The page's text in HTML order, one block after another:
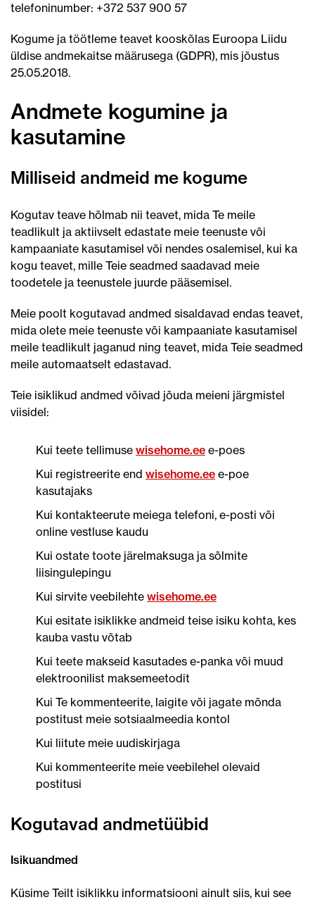
telefoninumber: +372 537 900 57
Kogume ja töötleme teavet kooskõlas Euroopa Liidu
üldise andmekaitse määrusega (GDPR), mis jõustus
25.05.2018.
Andmete kogumine ja
kasutamine
Milliseid andmeid me kogume
Kogutav teave hõlmab nii teavet, mida Te meile
teadlikult ja aktiivselt edastate meie teenuste või
kampaaniate kasutamisel või nendes osalemisel, kui ka
kogu teavet, mille Teie seadmed saadavad meie
toodetele ja teenustele juurde pääsemisel.
Meie poolt kogutavad andmed sisaldavad endas teavet,
mida olete meie teenuste või kampaaniate kasutamisel
meile teadlikult jaganud ning teavet, mida Teie seadmed
meile automaatselt edastavad.
Teie isiklikud andmed võivad jõuda meieni järgmistel
viisidel:
Kui teete tellimuse wisehome.ee e-poes
Kui registreerite end wisehome.ee e-poe
kasutajaks
Kui kontakteerute meiega telefoni, e-posti või
online vestluse kaudu
Kui ostate toote järelmaksuga ja sõlmite
liisingulepingu
Kui sirvite veebilehte wisehome.ee
Kui esitate isiklikke andmeid teise isiku kohta, kes
kauba vastu võtab
Kui teete makseid kasutades e-panka või muud
elektroonilist maksemeetodit
Kui Te kommenteerite, laigite või jagate mõnda
postitust meie sotsiaalmeedia kontol
Kui liitute meie uudiskirjaga
Kui kommenteerite meie veebilehel olevaid
postitusi
Kogutavad andmetüübid
Isikuandmed
Küsime Teilt isiklikku informatsiooni ainult siis, kui see